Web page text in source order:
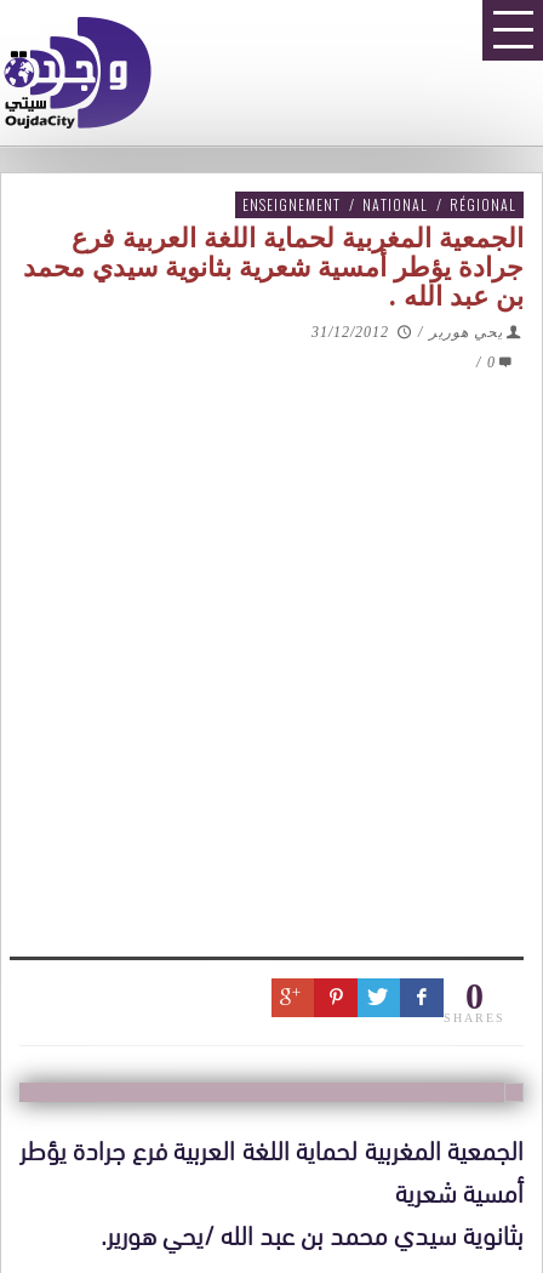
ENSEIGNEMENT / NATIONAL / RÉGIONAL
الجمعية المغربية لحماية اللغة العربية فرع
جرادة يؤطر أمسية شعرية بثانوية سيدي محمد
بن عبد الله .
يحي هورير /
31/12/2012
0
/
0
SHARES
الجمعية المغربية لحماية اللغة العربية فرع جرادة يؤطر
أمسية شعرية
بثانوية سيدي محمد بن عبد الله /يحي هورير.